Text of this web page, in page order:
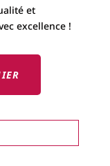
et
excellence !